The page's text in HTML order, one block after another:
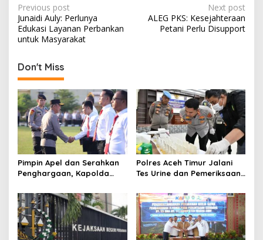
P
o
s
t
n
a
v
i
g
a
t
i
o
n
Previous post
Junaidi Auly: Perlunya
Edukasi Layanan Perbankan
untuk Masyarakat
Next post
ALEG PKS: Kesejahteraan
Petani Perlu Disupport
Don't Miss
Pimpin Apel dan Serahkan
Penghargaan, Kapolda
serta Jaga Kesehatan
Personel
Polres Aceh Timur Jalani
Tes Urine dan Pemeriksaan